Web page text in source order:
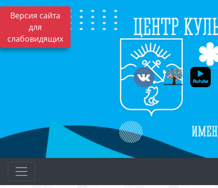
Версия сайта
для
слабовидящих